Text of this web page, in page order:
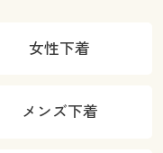
女性下着
メンズ下着